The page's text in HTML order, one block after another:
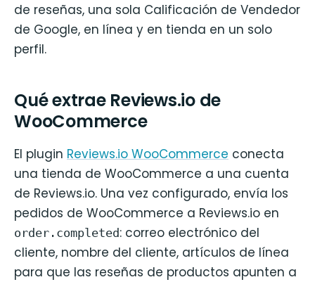
de reseñas, una sola Calificación de Vendedor
de Google, en línea y en tienda en un solo
perfil.
Qué extrae Reviews.io de
WooCommerce
El plugin Reviews.io WooCommerce conecta
una tienda de WooCommerce a una cuenta
de Reviews.io. Una vez configurado, envía los
pedidos de WooCommerce a Reviews.io en
order.completed: correo electrónico del
cliente, nombre del cliente, artículos de línea
para que las reseñas de productos apunten a